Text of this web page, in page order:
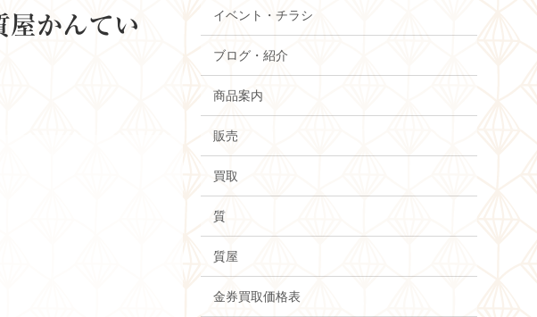
屋かんてい
イベント・チラシ
ブログ・紹介
商品案内
販売
買取
質
質屋
金券買取価格表